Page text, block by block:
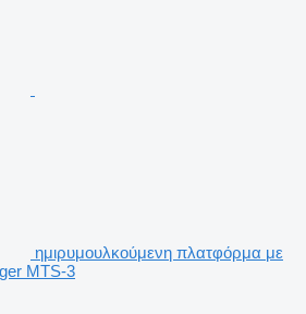
ημιρυμουλκούμενη πλατφόρμα με
MTS-3